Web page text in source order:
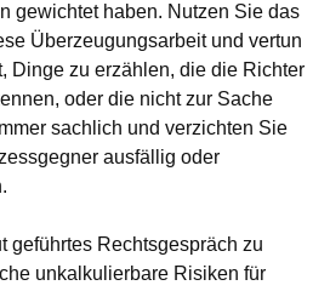
gewichtet haben. Nutzen Sie das
Überzeugungsarbeit und vertun
Dinge zu erzählen, die die Richter
oder die nicht zur Sache
sachlich und verzichten Sie
ausfällig oder
geführtes Rechtsgespräch zu
unkalkulierbare Risiken für